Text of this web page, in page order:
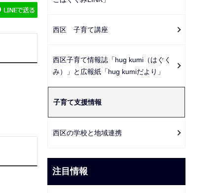
シ
ン
こ
か
ら
西区 子育て講座
西区子育て情報誌「hug kumi（はぐく
み）」と広報紙「hug kumiだより」
子育て支援情報
西区の学校と地域連携
注目情報